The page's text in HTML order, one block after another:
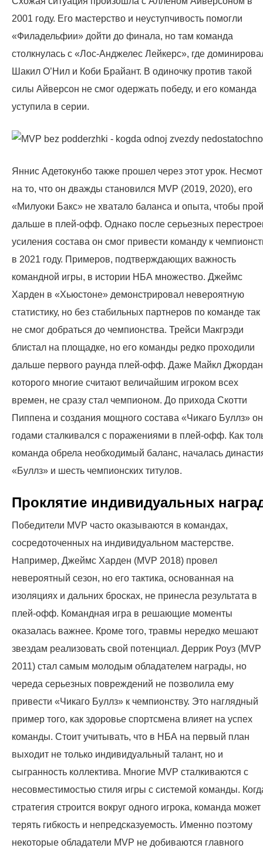
2001 году. Его мастерство и неуступчивость помогли
«Филадельфии» дойти до финала, но там команда
столкнулась с «Лос-Анджелес Лейкерс», где
Шакил О’Нил и Коби Брайант. В одиночку против такой
силы Айверсон не смог одержать победу, и его команда
уступила в серии.
Яннис Адетокунбо также прошел через этот урок.
на то, что он дважды становился MVP (2019, 2020), его
«Милуоки Бакс» не хватало баланса и опыта, чтобы
дальше в плей-офф. Однако после серьезных
усиления состава он смог привести команду к
в 2021 году. Примеров, подтверждающих важность
командной игры, в истории НБА множество. Джеймс
Харден в «Хьюстоне» демонстрировал невероятную
статистику, но без стабильных партнеров по команде так
не смог добраться до чемпионства. Трейси Макгрэди
блистал на площадке, но его команды редко проходили
дальше первого раунда плей-офф. Даже Майкл
которого многие считают величайшим игроком всех
времен, не сразу стал чемпионом. До прихода Скотти
Пиппена и создания мощного состава «Чикаго Буллз» он
годами сталкивался с поражениями в плей-офф. Как
команда обрела необходимый баланс, началась
«Буллз» и шесть чемпионских титулов.
Проклятие индивидуальных
Победители MVP часто оказываются в командах,
сосредоточенных на индивидуальном мастерстве.
Например, Джеймс Харден (MVP 2018) провел
невероятный сезон, но его тактика, основанная на
изоляциях и дальних бросках, не принесла результата в
плей-офф. Командная игра в решающие моменты
оказалась важнее. Кроме того, травмы нередко мешают
звездам реализовать свой потенциал. Деррик Роуз (MVP
2011) стал самым молодым обладателем награды, но
череда серьезных повреждений не позволила ему
привести «Чикаго Буллз» к чемпионству. Это наглядный
пример того, как здоровье спортсмена влияет на успех
команды. Стоит учитывать, что в НБА на первый план
выходит не только индивидуальный талант, но и
сыгранность коллектива. Многие MVP сталкиваются с
несовместимостью стиля игры с системой команды.
стратегия строится вокруг одного игрока, команда может
терять гибкость и непредсказуемость. Именно поэтому
некоторые обладатели MVP не добиваются главного